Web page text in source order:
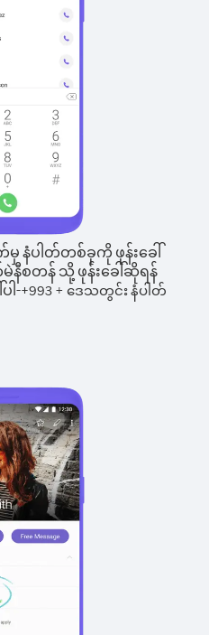
မှ နံပါတ်တစ်ခုကို ဖုန်းခေါ်
စတန် သို့ ဖုန်းခေါ်ဆိုရန်
ါ-+993 + ဒေသတွင်း နံပါတ်